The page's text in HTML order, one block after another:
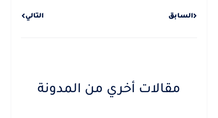
السابق التالي
مقالات أخري من المدونة